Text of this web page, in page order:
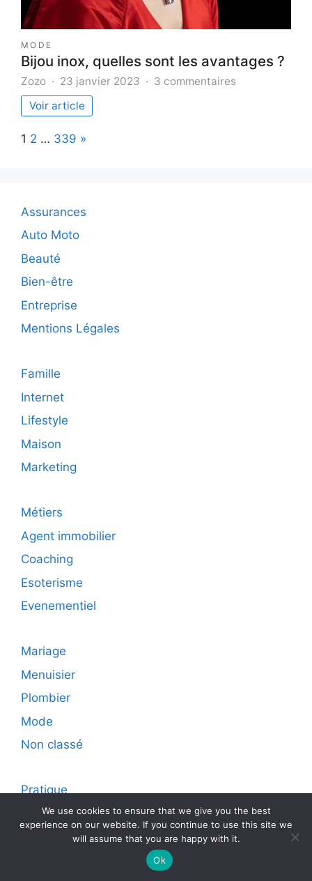
MODE
Bijou inox, quelles sont les avantages ?
Zozo 23 janvier 2023 3 commentaires
Voir article
Page:
1 2 … 339 Next
»
Assurances
Auto Moto
Beauté
Bien-être
Entreprise
Mentions Légales
Famille
Internet
Lifestyle
Maison
Marketing
Métiers
Agent immobilier
Coaching
Esoterisme
Evenementiel
Mariage
Menuisier
Plombier
Mode
Non classé
Pratique
SantéWe use cookies to ensure that we give you the best
experience on our website. If you continue to use this site we
will assume that you are happy with it.
Ok